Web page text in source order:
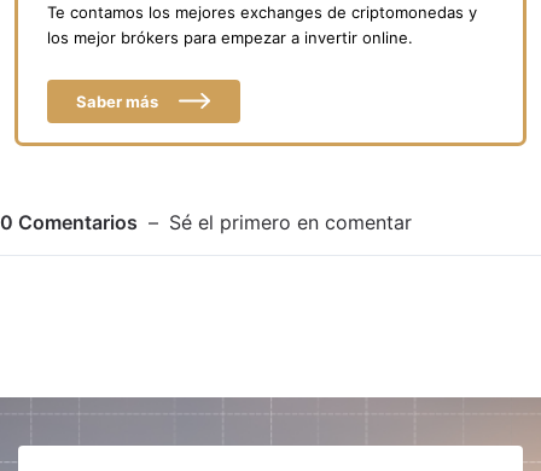
Te contamos los mejores exchanges de criptomonedas y
los mejor brókers para empezar a invertir online.
Saber más
0 Comentarios Sé el primero en comentar